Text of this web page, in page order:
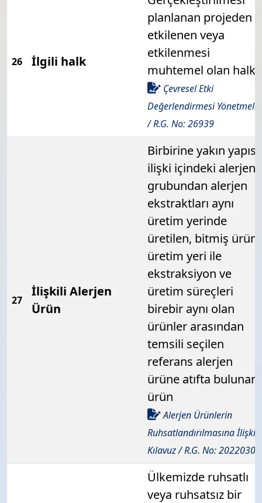
26 İlgili halk
planlanan projeden
etkilenen veya
etkilenmesi
muhtemel olan halk
Çevresel Etki
Değerlendirmesi
/ R.G. No: 26939
27
İlişkili Alerjen
Ürün
Birbirine yakın
ilişki içindeki alerjen
grubundan alerjen
ekstraktları aynı
üretim yerinde
üretilen, bitmiş ürün
üretim yeri ile
ekstraksiyon ve
üretim süreçleri
birebir aynı olan
ürünler arasından
temsili seçilen
referans alerjen
ürüne atıfta bulunan
ürün
Alerjen Ürünlerin
Ruhsatlandırılmasına İlişkin
Kılavuz / R.G. No: 20220309
Ülkemizde ruhsatlı
veya ruhsatsız bir